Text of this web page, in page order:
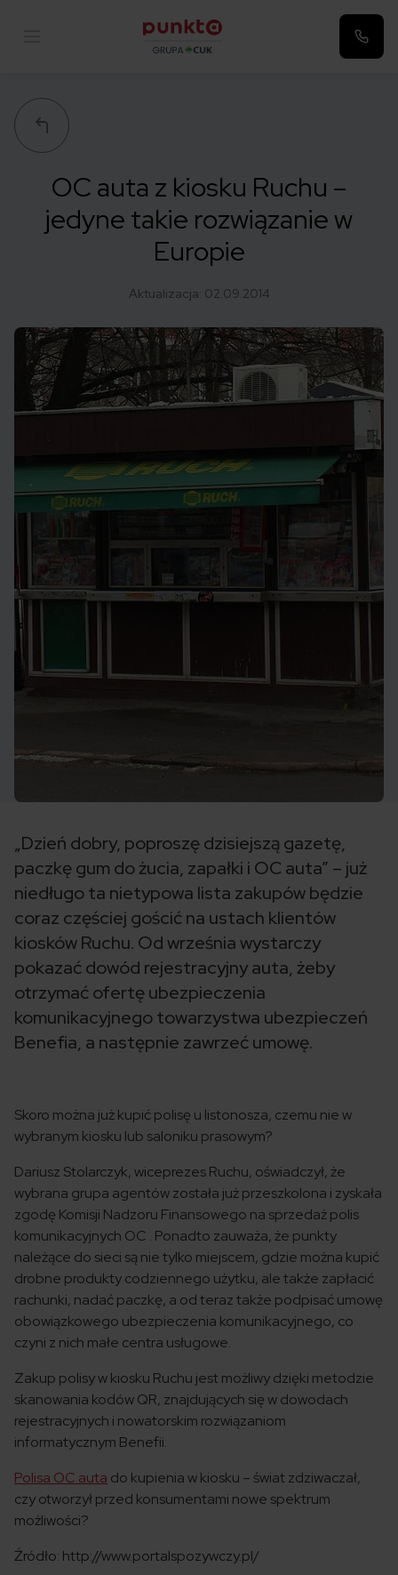
OC auta z kiosku Ruchu –
jedyne takie rozwiązanie w
Europie
Aktualizacja: 02.09.2014
„Dzień dobry, poproszę dzisiejszą gazetę,
paczkę gum do żucia, zapałki i OC auta” – już
niedługo ta nietypowa lista zakupów będzie
coraz częściej gościć na ustach klientów
kiosków Ruchu. Od września wystarczy
pokazać dowód rejestracyjny auta, żeby
otrzymać ofertę ubezpieczenia
komunikacyjnego towarzystwa ubezpieczeń
Benefia, a następnie zawrzeć umowę.
Skoro można już kupić polisę u listonosza, czemu nie w
wybranym kiosku lub saloniku prasowym?
Dariusz Stolarczyk, wiceprezes Ruchu, oświadczył, że
wybrana grupa agentów została już przeszkolona i zyskała
zgodę Komisji Nadzoru Finansowego na sprzedaż polis
komunikacyjnych OC . Ponadto zauważa, że punkty
należące do sieci są nie tylko miejscem, gdzie można kupić
drobne produkty codziennego użytku, ale także zapłacić
rachunki, nadać paczkę, a od teraz także podpisać umowę
obowiązkowego ubezpieczenia komunikacyjnego, co
czyni z nich małe centra usługowe.
Zakup polisy w kiosku Ruchu jest możliwy dzięki metodzie
skanowania kodów QR, znajdujących się w dowodach
rejestracyjnych i nowatorskim rozwiązaniom
informatycznym Benefii.
Polisa OC auta do kupienia w kiosku – świat zdziwaczał,
czy otworzył przed konsumentami nowe spektrum
możliwości?
Źródło: http://www.portalspozywczy.pl/